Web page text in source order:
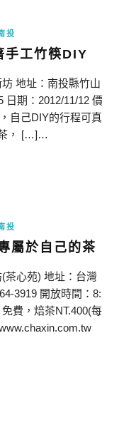
投
手工竹筷DIY
地址：南投縣竹山
日期：2012/11/12 價
己DIY的行程可真
茶， […]…
投
屬於自己的茶
心苑) 地址：台灣
3919 開放時間：8:
費，焙茶NT.400(每